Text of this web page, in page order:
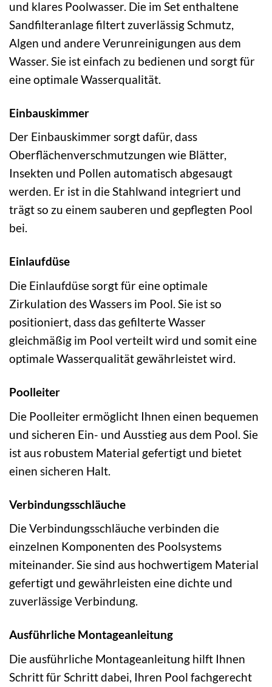
und klares Poolwasser. Die im Set enthaltene
Sandfilteranlage filtert zuverlässig Schmutz,
Algen und andere Verunreinigungen aus dem
Wasser. Sie ist einfach zu bedienen und sorgt für
eine optimale Wasserqualität.
Einbauskimmer
Der Einbauskimmer sorgt dafür, dass
Oberflächenverschmutzungen wie Blätter,
Insekten und Pollen automatisch abgesaugt
werden. Er ist in die Stahlwand integriert und
trägt so zu einem sauberen und gepflegten Pool
bei.
Einlaufdüse
Die Einlaufdüse sorgt für eine optimale
Zirkulation des Wassers im Pool. Sie ist so
positioniert, dass das gefilterte Wasser
gleichmäßig im Pool verteilt wird und somit eine
optimale Wasserqualität gewährleistet wird.
Poolleiter
Die Poolleiter ermöglicht Ihnen einen bequemen
und sicheren Ein- und Ausstieg aus dem Pool. Sie
ist aus robustem Material gefertigt und bietet
einen sicheren Halt.
Verbindungsschläuche
Die Verbindungsschläuche verbinden die
einzelnen Komponenten des Poolsystems
miteinander. Sie sind aus hochwertigem Material
gefertigt und gewährleisten eine dichte und
zuverlässige Verbindung.
Ausführliche Montageanleitung
Die ausführliche Montageanleitung hilft Ihnen
Schritt für Schritt dabei, Ihren Pool fachgerecht